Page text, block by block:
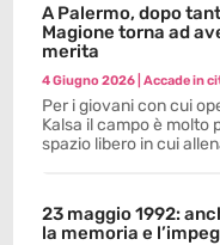
A Palermo, dopo
Magione torna ad
merita
4 Giugno 2026 |Accade in
Per i giovani con cui
Kalsa il campo è molto
spazio libero in cui
23 maggio 1992:
la memoria e